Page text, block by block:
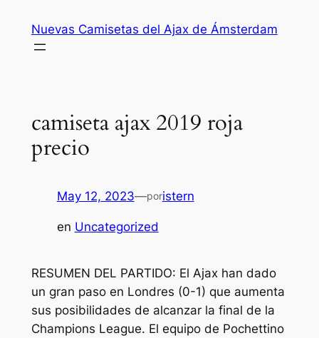
contenido
Nuevas Camisetas del Ajax de Ámsterdam
camiseta ajax 2019 roja
precio
May 12, 2023—poristern
en Uncategorized
RESUMEN DEL PARTIDO: El Ajax han dado
un gran paso en Londres (0-1) que aumenta
sus posibilidades de alcanzar la final de la
Champions League. El equipo de Pochettino